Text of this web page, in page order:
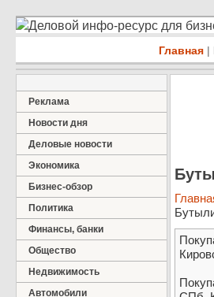
Деловой инфо-ресурс для
Главная |
Реклама
Новости дня
Деловые новости
Экономика
Бизнес-обзор
Политика
Финансы, банки
Общество
Недвижимость
Автомобили